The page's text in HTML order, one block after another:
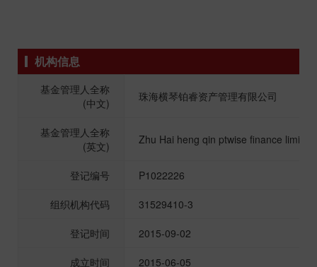
机构信息
基金管理人全称
(中文)
珠海横琴铂睿资产管理有限公司
基金管理人全称
(英文)
Zhu Hai heng qin ptwise finance
登记编号 P1022226
组织机构代码 31529410-3
登记时间 2015-09-02
成立时间 2015-06-05